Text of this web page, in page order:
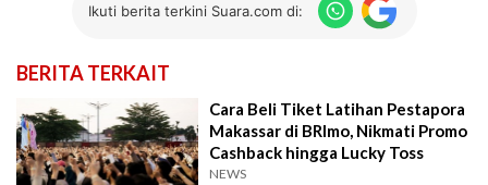
Ikuti berita terkini Suara.com di:
BERITA TERKAIT
Cara Beli Tiket Latihan Pestapora
Makassar di BRImo, Nikmati Promo
Cashback hingga Lucky Toss
NEWS